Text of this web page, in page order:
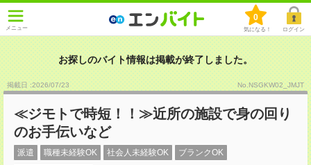
メニュー
0
気になる！ ログイン
お探しのバイト情報は掲載が終了しました。
掲載日 :2026/07/23 No.NSGKW02_JMJT
≪ジモトで時短！！≫近所の施設で身の回り
のお手伝いなど
派遣 職種未経験OK 社会人未経験OK ブランクOK